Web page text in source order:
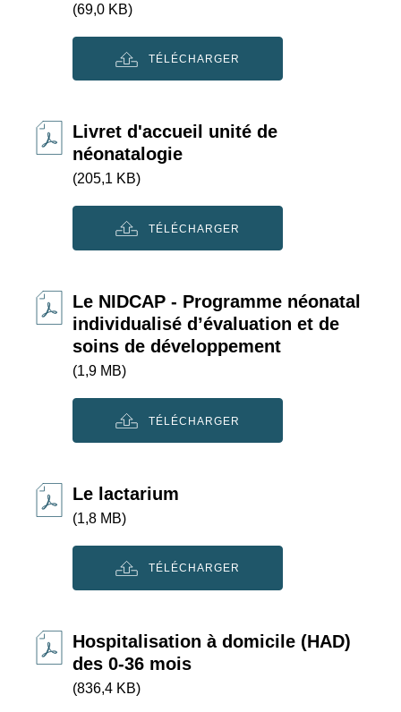
(69,0 KB)
TÉLÉCHARGER
Livret d'accueil unité de
néonatalogie
(205,1 KB)
TÉLÉCHARGER
Le NIDCAP - Programme néonatal
individualisé d’évaluation et de
soins de développement
(1,9 MB)
TÉLÉCHARGER
Le lactarium
(1,8 MB)
TÉLÉCHARGER
Hospitalisation à domicile (HAD)
des 0-36 mois
(836,4 KB)